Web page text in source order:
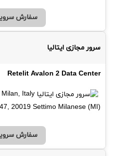
سفارش
سرور مجازی ایتالیا
Retelit Avalon 2 Data Center
20019 Settimo Milanese (MI)
سفارش